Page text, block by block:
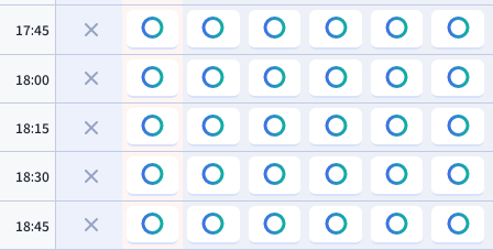
17:45
18:00
18:15
18:30
18:45